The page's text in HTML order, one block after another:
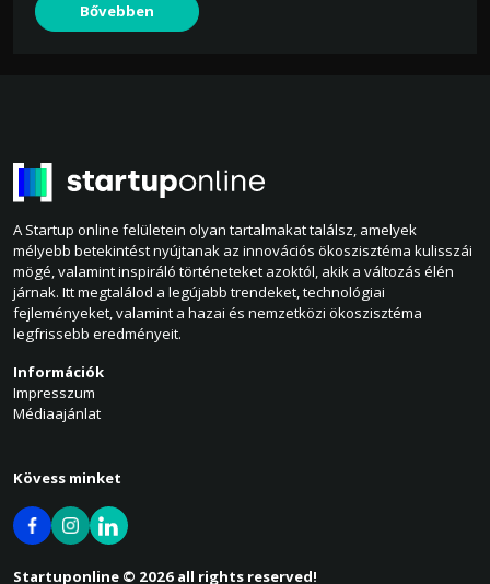
Bővebben
A Startup online felületein olyan tartalmakat találsz, amelyek
mélyebb betekintést nyújtanak az innovációs ökoszisztéma kulisszái
mögé, valamint inspiráló történeteket azoktól, akik a változás élén
járnak. Itt megtalálod a legújabb trendeket, technológiai
fejleményeket, valamint a hazai és nemzetközi ökoszisztéma
legfrissebb eredményeit.
Információk
Impresszum
Médiaajánlat
Kövess minket
Startuponline © 2026 all rights reserved!